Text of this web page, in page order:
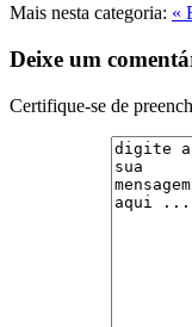
Mais nesta categoria: «
Deixe um
Certifique-se de